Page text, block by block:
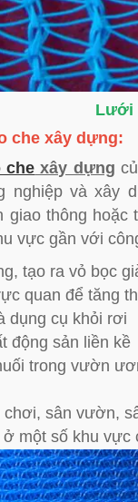
Lưới
che xây dựng:
che xây dựng
nghiệp và
thông
vực gần với
tạo ra vỏ bọc
quan để tăng
dụng cụ khỏi rơi
động sản liền kề
trong vườn
sân vườn,
một số khu vực